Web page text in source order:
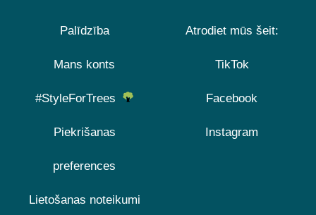
Palīdzība
Mans konts
#StyleForTrees
Piekrišanas
preferences
Lietošanas noteikumi
Atrodiet mūs šeit:
TikTok
Facebook
Instagram